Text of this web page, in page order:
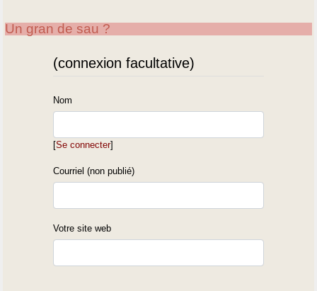
Un gran de sau ?
(connexion facultative)
Nom
[Se connecter]
Courriel (non publié)
Votre site web